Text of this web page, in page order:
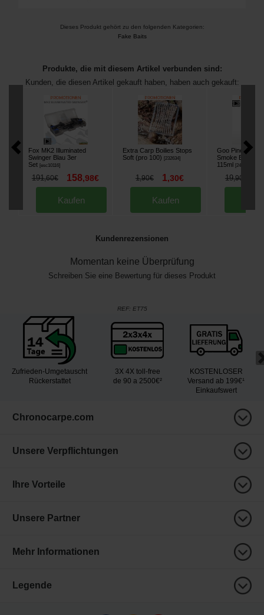
Dieses Produkt gehört zu den folgenden Kategorien:
Fake Baits
Produkte, die mit diesem Artikel verbunden sind:
Kunden, die diesen Artikel gekauft haben, haben auch gekauft:
Fox MK2 Illuminated
Swinger Blau 3er
Set [esc10116]
191,60€ 158,98€
Kaufen
Extra Carp Boilies Stops
Soft (pro 100)
[232634]
1,90€ 1,30€
Kaufen
Goo Pineapple
Smoke Booster
115ml
[241006
19,90
Kundenrezensionen
Momentan keine Überprüfung
Schreiben Sie eine Bewertung für dieses Produkt
REF: ET75
Zufrieden-Umgetauscht
Rückerstattet
3X 4X toll-free
de 90 a 2500€²
KOSTENLOSER
Versand ab 199€¹
Einkaufswert
Chronocarpe.com
Unsere Verpflichtungen
Ihre Vorteile
Unsere Partner
Mehr Informationen
Legende